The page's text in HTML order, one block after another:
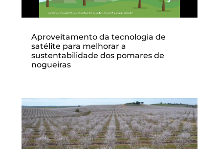
Aproveitamento da tecnologia de
satélite para melhorar a
sustentabilidade dos pomares de
nogueiras